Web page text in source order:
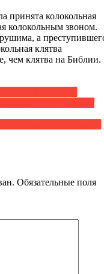
принята колокольная
колокольным звоном.
а
клятва
чем клятва на Библии.
Обязательные поля